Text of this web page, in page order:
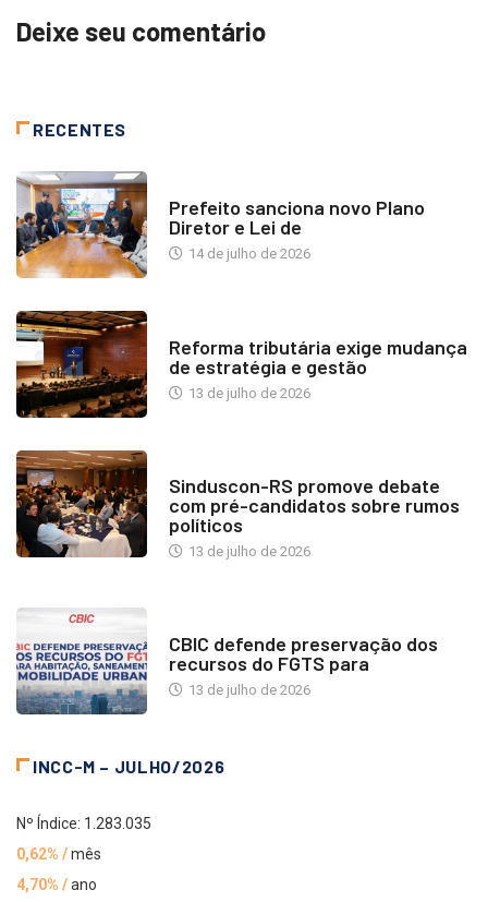
Deixe seu comentário
RECENTES
Prefeito sanciona novo Plano
Diretor e Lei de
14 de julho de 2026
Reforma tributária exige mudança
de estratégia e gestão
13 de julho de 2026
Sinduscon-RS promove debate
com pré-candidatos sobre rumos
políticos
13 de julho de 2026
CBIC defende preservação dos
recursos do FGTS para
13 de julho de 2026
INCC-M – JULHO/2026
Nº Índice: 1.283.035
0,62% /mês
4,70% /ano